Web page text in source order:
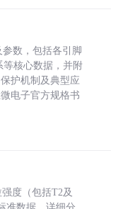
参数，包括各引脚
等核心数据，并附
护机制及典型应
电子官方规格书
度（包括T2及